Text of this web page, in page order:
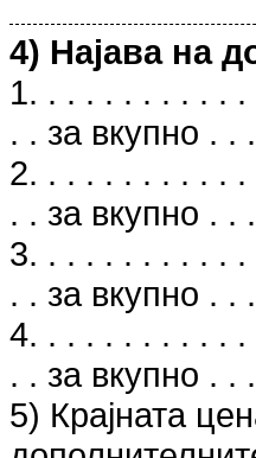
4) Најава на
1. . . . . . . . . . .
. . за вкупно . .
2. . . . . . . . . . .
. . за вкупно . .
3. . . . . . . . . . .
. . за вкупно . .
4. . . . . . . . . . .
. . за вкупно . .
5) Крајната